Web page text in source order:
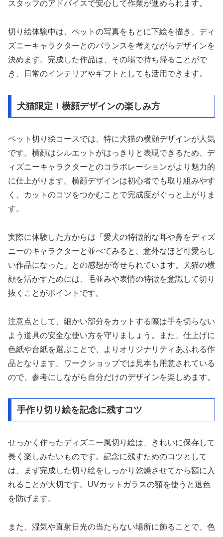
スタッフのアドバイスで安心して作業が進められます。
切り絵体験中は、ペットの写真をもとに下絵を描き、ディ
ズニーキャラクターとのバランスを考えながらデザインを
決めます。完成した作品は、その場で持ち帰ることがで
き、日常のインテリアやギフトとしても活用できます。
犬猫限定！横顔デザインの楽しみ方
ペット切り絵コースでは、特に犬猫の横顔デザインが人気
です。横顔はシルエットがはっきりと表現できるため、デ
ィズニーキャラクターとのコラボレーションがより魅力的
に仕上がります。横顔デザインは初心者でも取り組みやす
く、カットのコツをつかむことで完成度がぐっと上がりま
す。
実際に体験した方からは「愛犬の特徴的な耳や鼻をディズ
ニーのキャラクターと並べてみると、意外なほど可愛らし
い作品になった」との感想が寄せられています。犬猫の横
顔を活かすためには、毛並みや表情の特徴を意識して切り
抜くことがポイントです。
注意点として、細かい部分をカットする際は手を切らない
よう道具の安全な使い方を守りましょう。また、仕上げに
色紙や台紙を選ぶことで、よりオリジナリティあふれる作
品となります。ワークショップでは見本も用意されている
ので、参考にしながら自分だけのデザインを楽しめます。
手作り切り絵を記念に残すコツ
せっかく作ったディズニー風切り絵は、きれいに保存して
長く楽しみたいものです。記念に残すためのコツとして
は、まず完成した切り絵をしっかり乾燥させてから額に入
れることが大切です。UVカットガラスの額を使うと退色
を防げます。
また、湿気や直射日光の当たらない場所に飾ることで、色